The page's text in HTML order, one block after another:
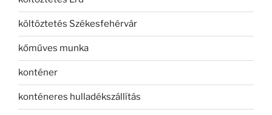
költöztetés Székesfehérvár
kőműves munka
konténer
konténeres hulladékszállítás